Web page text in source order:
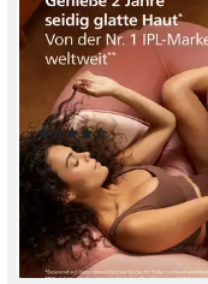
IPL-Haarentferner
Series 9900
Lichtimpulse, 4
Bikinizone, Körper,
Funktionen(122)
439,99 € UVP649,99 €
nur bis Dienstag
-32%
lieferbar - in 1-2